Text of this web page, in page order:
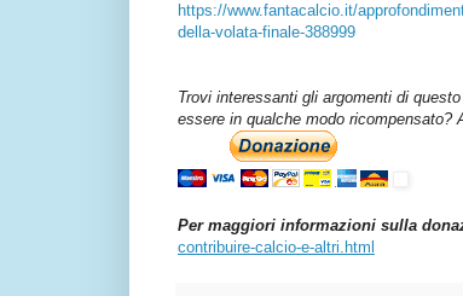
https://www.fantacalcio.it/
della-volata-finale-388999
Trovi interessanti gli argomenti di
essere in qualche modo ricompensato?
Per maggiori informazioni sulla
contribuire-calcio-e-altri.html